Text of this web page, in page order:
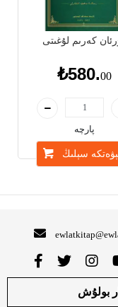
كەرىم لۇغىتى
₺580.00
پارچە
سېلىڭ
بولۇش